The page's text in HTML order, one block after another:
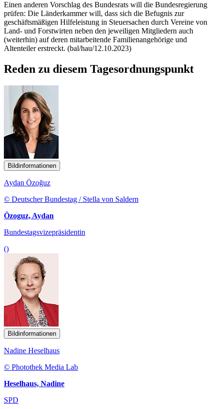
Einen anderen Vorschlag des Bundesrats will die Bundesregierung
prüfen: Die Länderkammer will, dass sich die Befugnis zur
geschäftsmäßigen Hilfeleistung in Steuersachen durch Vereine von
Land- und Forstwirten neben den jeweiligen Mitgliedern auch
(weiterhin) auf deren mitarbeitende Familienangehörige und
Altenteiler erstreckt. (bal/hau/12.10.2023)
Reden zu diesem Tagesordnungspunkt
Bildinformationen
Aydan Özoğuz
© Deutscher Bundestag / Stella von Saldern
Özoguz, Aydan
Bundestagsvizepräsidentin
()
Bildinformationen
Nadine Heselhaus
© Photothek Media Lab
Heselhaus, Nadine
SPD